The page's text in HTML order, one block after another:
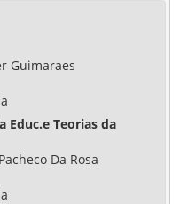
Guimaraes
Educ.e Teorias da
Da Rosa